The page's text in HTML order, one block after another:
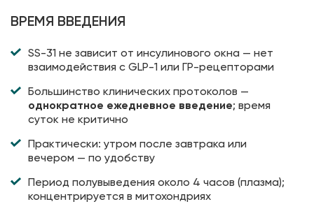
ВРЕМЯ ВВЕДЕНИЯ
SS-31 не зависит от инсулинового окна — нет
взаимодействия с GLP-1 или ГР-рецепторами
Большинство клинических протоколов —
однократное ежедневное введение; время
суток не критично
Практически: утром после завтрака или
вечером — по удобству
Период полувыведения около 4 часов (плазма);
концентрируется в митохондриях